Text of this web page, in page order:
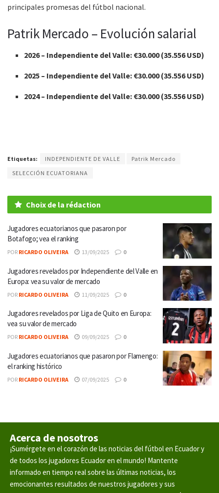
principales promesas del fútbol nacional.
Patrik Mercado – Evolución salarial
2026– Independiente del Valle: €30.000 (35.556 USD)
2025 – Independiente del Valle: €30.000 (35.556 USD)
2024 – Independiente del Valle: €30.000 (35.556 USD)
Etiquetas: INDEPENDIENTE DE VALLE
Patrik Mercado
SELECCIÓN ECUATORIANA
Choix de la rédaction
Jugadores ecuatorianos que pasaron por
Botafogo; vea el ranking
POR RICARDO OLIVEIRA 13/09/2025 0
Jugadores revelados por Independiente del Valle en
Europa: vea su valor de mercado
POR RICARDO OLIVEIRA 11/09/2025 0
Jugadores revelados por Liga de Quito en Europa:
vea su valor de mercado
POR RICARDO OLIVEIRA 09/09/2025 0
Jugadores ecuatorianos que pasaron por Flamengo:
el ranking histórico
POR RICARDO OLIVEIRA 07/09/2025 0
Acerca de nosotros
¡Sumérgete en el corazón de las noticias del fútbol en Ecuador y
de todos los jugadores Ecuador en el mundo! Mantente
informado en tiempo real sobre las últimas noticias, los
emocionantes resultados de nuestros jugadores y sus